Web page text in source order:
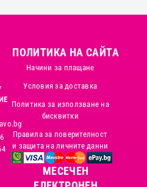
ПОЛИТИКА НА САЙТА
Начини за плащане
Условия за доставка
Политика за използване на
бисквитки
Правила за поверителност
и защита на личните данни
MЕСЕЧЕН